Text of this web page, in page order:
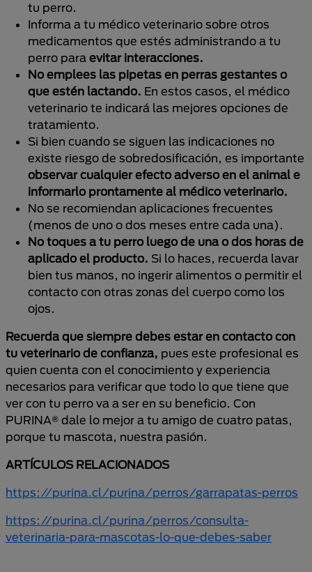
tu perro.
Informa a tu médico veterinario sobre otros
medicamentos que estés administrando a tu
perro para evitar interacciones.
No emplees las pipetas en perras gestantes o
que estén lactando. En estos casos, el médico
veterinario te indicará las mejores opciones de
tratamiento.
Si bien cuando se siguen las indicaciones no
existe riesgo de sobredosificación, es importante
observar cualquier efecto adverso en el animal e
informarlo prontamente al médico veterinario.
No se recomiendan aplicaciones frecuentes
(menos de uno o dos meses entre cada una).
No toques a tu perro luego de una o dos horas de
aplicado el producto. Si lo haces, recuerda lavar
bien tus manos, no ingerir alimentos o permitir el
contacto con otras zonas del cuerpo como los
ojos.
Recuerda que siempre debes estar en contacto con
tu veterinario de confianza, pues este profesional es
quien cuenta con el conocimiento y experiencia
necesarios para verificar que todo lo que tiene que
ver con tu perro va a ser en su beneficio. Con
PURINA® dale lo mejor a tu amigo de cuatro patas,
porque tu mascota, nuestra pasión.
ARTÍCULOS RELACIONADOS
https://purina.cl/purina/perros/garrapatas-perros
https://purina.cl/purina/perros/consulta-
veterinaria-para-mascotas-lo-que-debes-saber